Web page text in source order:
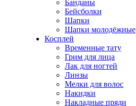
Банданы
Бейсболки
Шапки
Шапки молодёжные
Косплей
Временные тату
Грим для лица
Лак для ногтей
Линзы
Мелки для волос
Накидки
Накладные пряди